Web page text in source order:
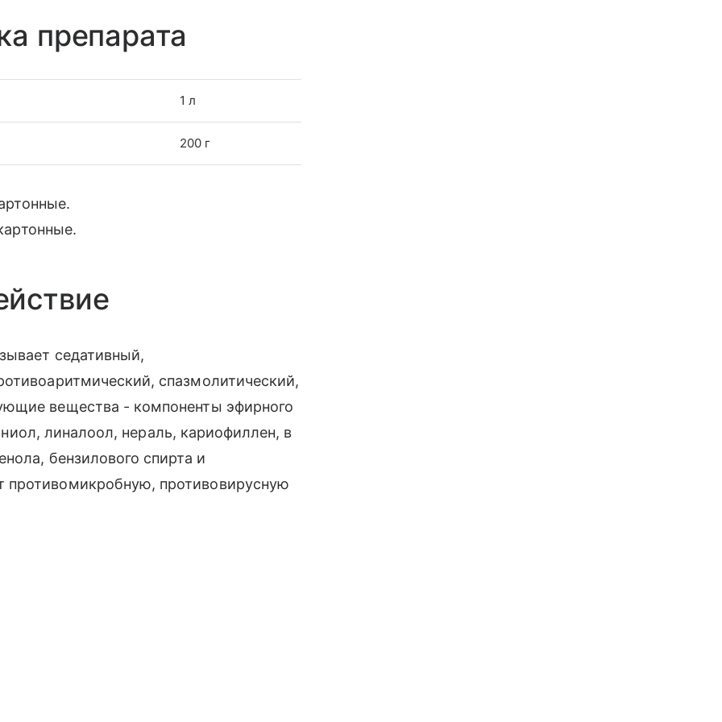
препарата
1 л
200 г
седативный,
спазмолитический,
вещества - компоненты эфирного
линалоол, нераль, кариофиллен, в
бензилового спирта и
противовирусную